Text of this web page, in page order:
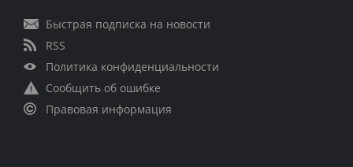
Быстрая подписка на новости
RSS
Политика конфиденциальности
Сообщить об ошибке
Правовая информация